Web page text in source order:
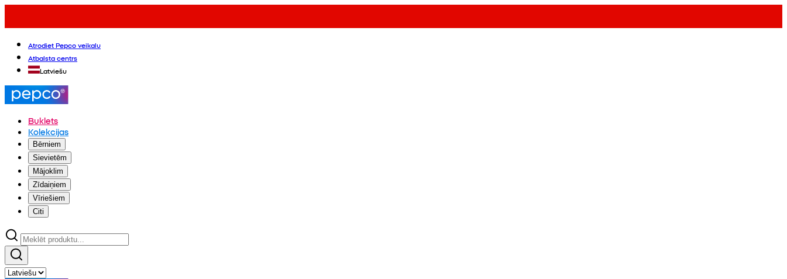
Atrodiet Pepco veikalu
Atbalsta centrs
Latviešu
Buklets
Kolekcijas
Bērniem
Sievietēm
Mājoklim
Zīdaiņiem
Vīriešiem
Citi